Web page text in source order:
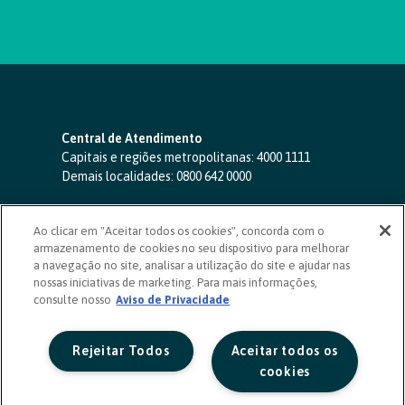
Central de Atendimento
Capitais e regiões metropolitanas: 4000 1111
Demais localidades: 0800 642 0000
SAC 24 horas-0800 724 4420
Ouvidoria
0800 725 0996
(de segunda a sexta, das 8h às 20h)
ouvidoriasicoob.com.br
Deficientes auditivos ou de fala
Ao clicar em "Aceitar todos os cookies", concorda com o
armazenamento de cookies no seu dispositivo para melhorar
a navegação no site, analisar a utilização do site e ajudar nas
nossas iniciativas de marketing. Para mais informações,
consulte nosso Aviso de Privacidade
Aceitar todos os
cookies
Rejeitar Todos